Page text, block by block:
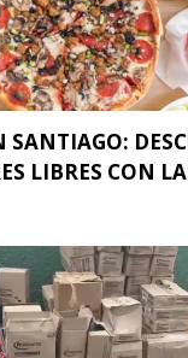
SANTIAGO:
LIBRES CON